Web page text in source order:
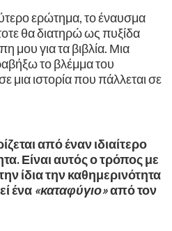
ερώτημα, το έναυσμα
θα διατηρώ ως πυξίδα
μου για τα βιβλία. Μια
το βλέμμα του
μια ιστορία που πάλλεται σε
από έναν ιδιαίτερο
Είναι αυτός ο τρόπος με
ίδια την καθημερινότητα
ένα «καταφύγιο»από τον